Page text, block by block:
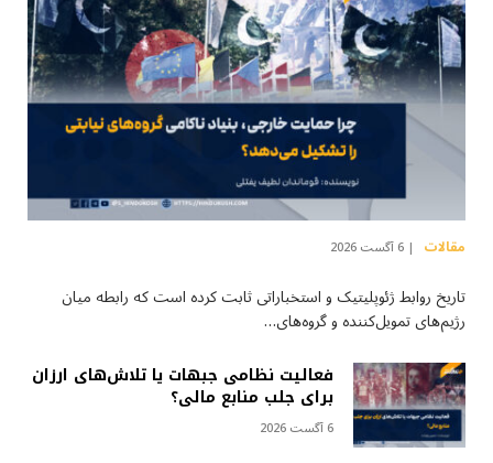
مقالات 6 آگست 2026
تاریخ روابط ژئوپلیتیک و استخباراتی ثابت کرده است که رابطه میان
رژیم‌های تمویل‌کننده و گروه‌های…
فعالیت نظامی جبهات یا تلاش‌های ارزان
برای جلب منابع مالی؟
6 آگست 2026